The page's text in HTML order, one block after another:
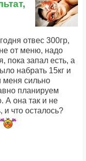
отвес 300гр,
не от меню, надо
пока запал есть, а
набрать 15кг и
меня сильно
планируем
А она так и не
что осталось?